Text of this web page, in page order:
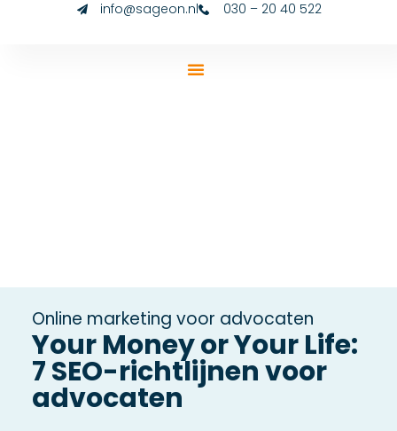
info@sageon.nl 030 – 20 40 522
Online marketing voor advocaten
Your Money or Your Life:
7 SEO-richtlijnen voor
advocaten